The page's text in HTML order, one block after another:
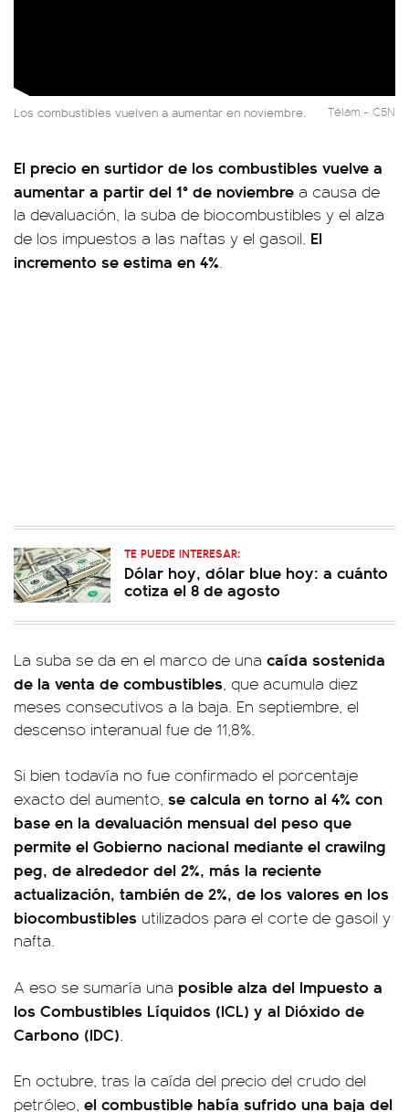
Los combustibles vuelven a aumentar en noviembre. Télam - C5N
El precio en surtidor de los combustibles vuelve a
aumentar a partir del 1° de noviembre a causa de
la devaluación, la suba de biocombustibles y el alza
de los impuestos a las naftas y el gasoil. El
incremento se estima en 4%.
TE PUEDE INTERESAR:
Dólar hoy, dólar blue hoy: a cuánto
cotiza el 8 de agosto
La suba se da en el marco de una caída sostenida
de la venta de combustibles, que acumula diez
meses consecutivos a la baja. En septiembre, el
descenso interanual fue de 11,8%.
Si bien todavía no fue confirmado el porcentaje
exacto del aumento, se calcula en torno al 4% con
base en la devaluación mensual del peso que
permite el Gobierno nacional mediante el crawilng
peg, de alrededor del 2%, más la reciente
actualización, también de 2%, de los valores en los
biocombustibles utilizados para el corte de gasoil y
nafta.
A eso se sumaría una posible alza del Impuesto a
los Combustibles Líquidos (ICL) y al Dióxido de
Carbono (IDC).
En octubre, tras la caída del precio del crudo del
petróleo, el combustible había sufrido una baja del